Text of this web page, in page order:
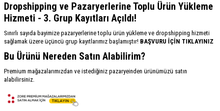
Dropshipping ve Pazaryerlerine Toplu Ürün Yükleme
Hizmeti - 3. Grup Kayıtları Açıldı!
Sınırlı sayıda bayimize pazaryerlerine toplu ürün yükleme ve dropshipping hizmeti
sağlamak üzere üçüncü grup kayıtlarımız başlamıştır! BAŞVURU İÇİN TIKLAYINIZ
Bu Ürünü Nereden Satın Alabilirim?
Premium mağazalarımızdan ve istediğiniz pazaryeinden ürünümüzü satın
alabilirsiniz.